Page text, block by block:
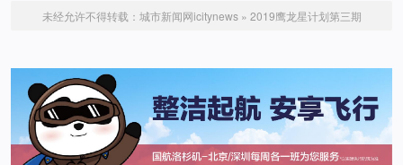
未经允许不得转载： 城市新闻网icitynews» 2019鹰龙星计划第三期